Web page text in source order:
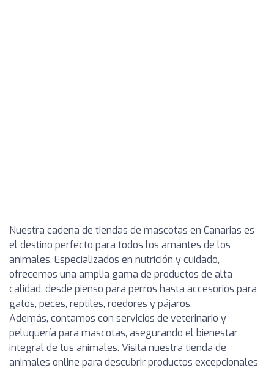
Nuestra cadena de tiendas de mascotas en Canarias es
el destino perfecto para todos los amantes de los
animales. Especializados en nutrición y cuidado,
ofrecemos una amplia gama de productos de alta
calidad, desde pienso para perros hasta accesorios para
gatos, peces, reptiles, roedores y pájaros.
Además, contamos con servicios de veterinario y
peluquería para mascotas, asegurando el bienestar
integral de tus animales. Visita nuestra tienda de
animales online para descubrir productos excepcionales